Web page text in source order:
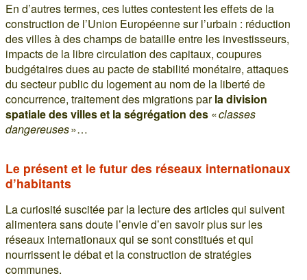
En d’autres termes, ces luttes contestent les effets de la
construction de l’Union Européenne sur l’urbain : réduction
des villes à des champs de bataille entre les investisseurs,
impacts de la libre circulation des capitaux, coupures
budgétaires dues au pacte de stabilité monétaire, attaques
du secteur public du logement au nom de la liberté de
concurrence, traitement des migrations parla division
spatiale des villes et la ségrégation des «classes
dangereuses»…
Le présent et le futur des réseaux internationaux
d’habitants
La curiosité suscitée par la lecture des articles qui suivent
alimentera sans doute l’envie d’en savoir plus sur les
réseaux internationaux qui se sont constitués et qui
nourrissent le débat et la construction de stratégies
communes.